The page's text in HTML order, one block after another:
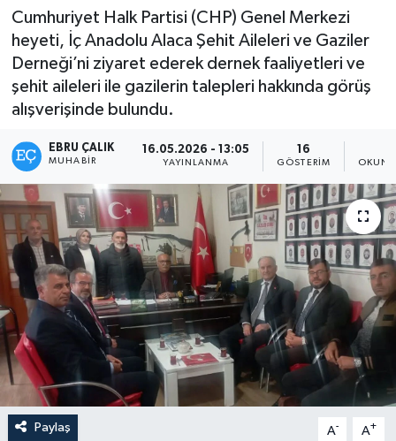
Cumhuriyet Halk Partisi (CHP) Genel Merkezi
heyeti, İç Anadolu Alaca Şehit Aileleri ve Gaziler
Derneği’ni ziyaret ederek dernek faaliyetleri ve
şehit aileleri ile gazilerin talepleri hakkında görüş
alışverişinde bulundu.
EBRU ÇALIK
MUHABIR
16.05.2026 - 13:05
YAYINLANMA
16
GÖSTERIM
Paylaş A- A+